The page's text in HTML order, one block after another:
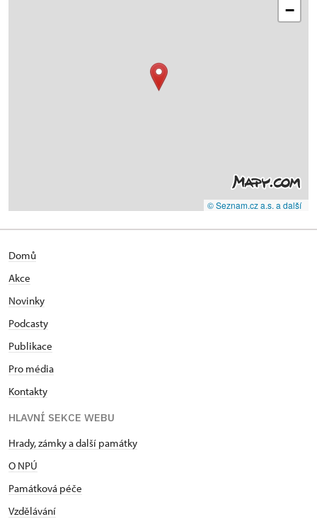
−
© Seznam.cz a.s. a další
Domů
Akce
Novinky
Podcasty
Publikace
Pro média
Kontakty
HLAVNÍ SEKCE WEBU
Hrady, zámky a další památky
O NPÚ
Památková péče
Vzdělávání